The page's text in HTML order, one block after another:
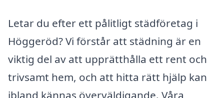
Letar du efter ett pålitligt städföretag i
Höggeröd? Vi förstår att städning är en
viktig del av att upprätthålla ett rent och
trivsamt hem, och att hitta rätt hjälp kan
ibland kännas överväldigande. Våra